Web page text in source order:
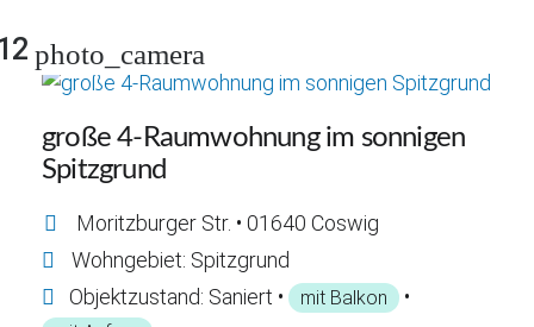
photo_camera
große 4-Raumwohnung im sonnigen
Spitzgrund
Moritzburger Str. • 01640 Coswig
Wohngebiet: Spitzgrund
Objektzustand: Saniert •
mit Balkon •